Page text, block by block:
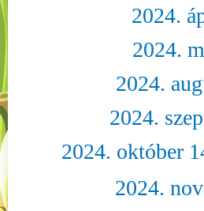
2024.
2024.
2024.
2024.
2024. október
2024.